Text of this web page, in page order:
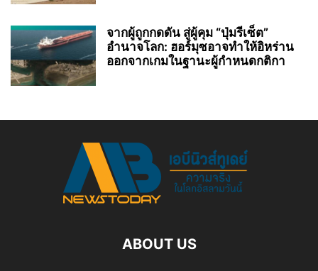
จากผู้ถูกกดดัน สู่ผู้คุม “ปุ่มรีเซ็ต”
อำนาจโลก: ฮอร์มุซอาจทำให้อิหร่าน
ออกจากเกมในฐานะผู้กำหนดกติกา
ABOUT US